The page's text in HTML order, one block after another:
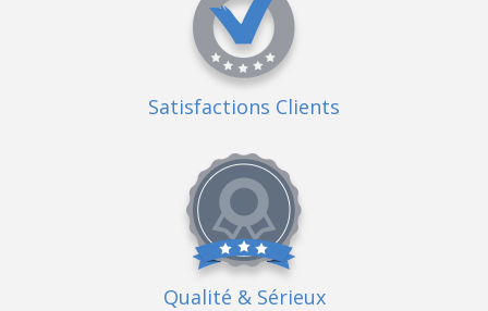
Satisfactions Clients
Qualité & Sérieux